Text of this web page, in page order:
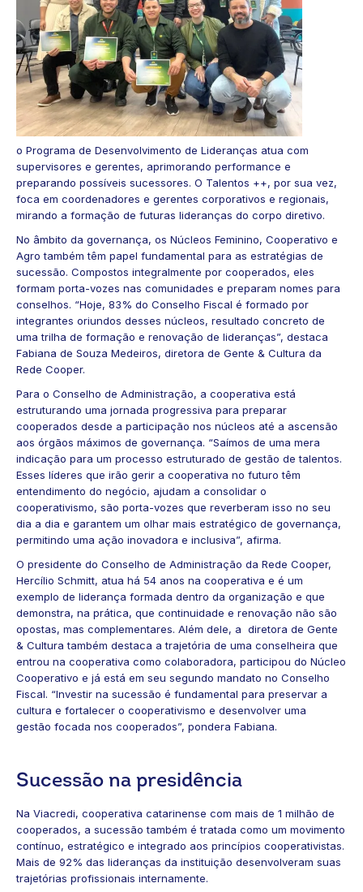
o Programa de Desenvolvimento de Lideranças atua com
supervisores e gerentes, aprimorando performance e
preparando possíveis sucessores. O Talentos ++, por sua vez,
foca em coordenadores e gerentes corporativos e regionais,
mirando a formação de futuras lideranças do corpo diretivo.
No âmbito da governança, os Núcleos Feminino, Cooperativo e
Agro também têm papel fundamental para as estratégias de
sucessão. Compostos integralmente por cooperados, eles
formam porta-vozes nas comunidades e preparam nomes para
conselhos. “Hoje, 83% do Conselho Fiscal é formado por
integrantes oriundos desses núcleos, resultado concreto de
uma trilha de formação e renovação de lideranças”, destaca
Fabiana de Souza Medeiros, diretora de Gente & Cultura da
Rede Cooper.
Para o Conselho de Administração, a cooperativa está
estruturando uma jornada progressiva para preparar
cooperados desde a participação nos núcleos até a ascensão
aos órgãos máximos de governança. “Saímos de uma mera
indicação para um processo estruturado de gestão de talentos.
Esses líderes que irão gerir a cooperativa no futuro têm
entendimento do negócio, ajudam a consolidar o
cooperativismo, são porta-vozes que reverberam isso no seu
dia a dia e garantem um olhar mais estratégico de governança,
permitindo uma ação inovadora e inclusiva”, afirma.
O presidente do Conselho de Administração da Rede Cooper,
Hercílio Schmitt, atua há 54 anos na cooperativa e é um
exemplo de liderança formada dentro da organização e que
demonstra, na prática, que continuidade e renovação não são
opostas, mas complementares. Além dele, a diretora de Gente
& Cultura também destaca a trajetória de uma conselheira que
entrou na cooperativa como colaboradora, participou do Núcleo
Cooperativo e já está em seu segundo mandato no Conselho
Fiscal. “Investir na sucessão é fundamental para preservar a
cultura e fortalecer o cooperativismo e desenvolver uma
gestão focada nos cooperados”, pondera Fabiana.
Sucessão na presidência
Na Viacredi, cooperativa catarinense com mais de 1 milhão de
cooperados, a sucessão também é tratada como um movimento
contínuo, estratégico e integrado aos princípios cooperativistas.
Mais de 92% das lideranças da instituição desenvolveram suas
trajetórias profissionais internamente.